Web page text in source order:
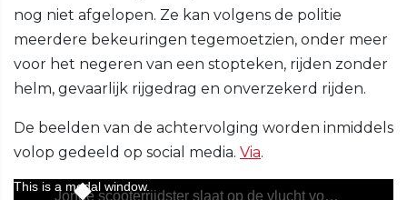
nog niet afgelopen. Ze kan volgens de politie
meerdere bekeuringen tegemoetzien, onder meer
voor het negeren van een stopteken, rijden zonder
helm, gevaarlijk rijgedrag en onverzekerd rijden.
De beelden van de achtervolging worden inmiddels
volop gedeeld op social media. Via.